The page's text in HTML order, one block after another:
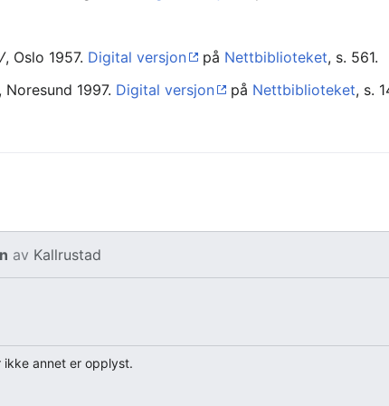
, Oslo 1957. Digital versjon på Nettbiblioteket, s. 561.
, Noresund 1997. Digital versjon på Nettbiblioteket, s.
av Kallrustad
ikke annet er opplyst.